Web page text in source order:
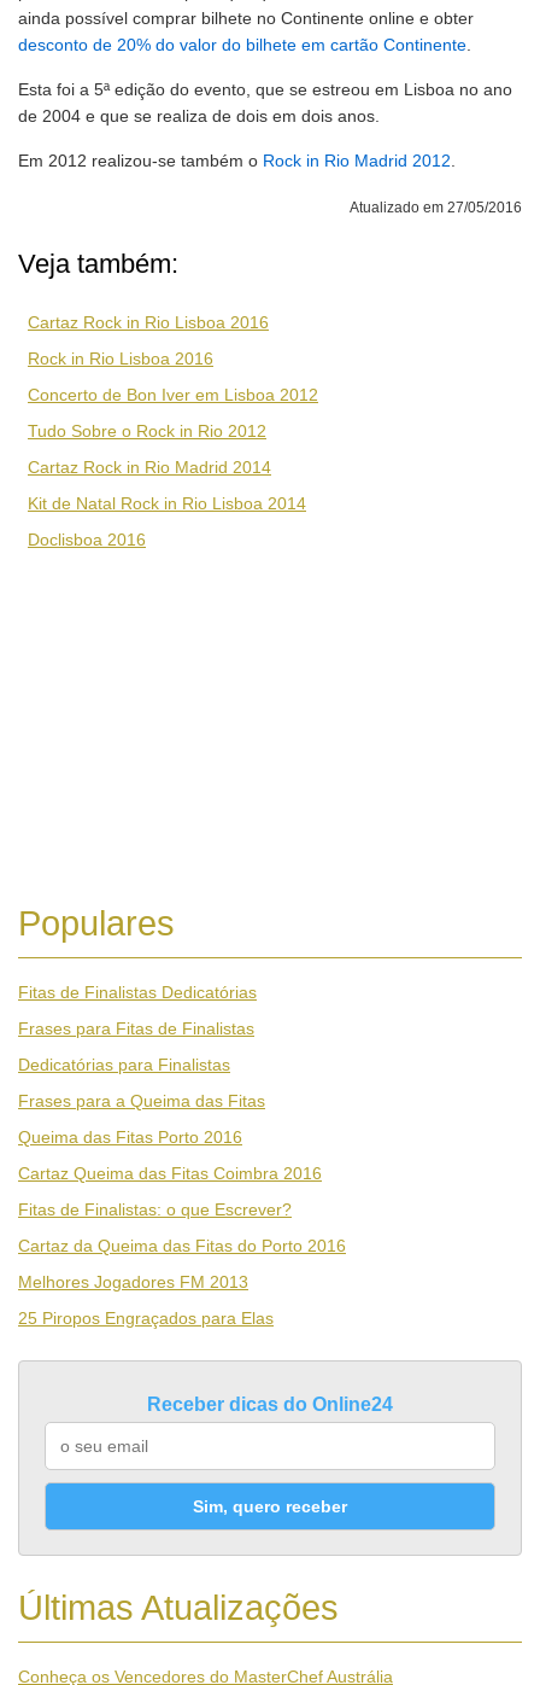
ainda possível comprar bilhete no Continente online e obter
desconto de 20% do valor do bilhete em cartão Continente
Esta foi a 5ª edição do evento, que se estreou em Lisboa no ano
de 2004 e que se realiza de dois em dois anos.
Em 2012 realizou-se também o Rock in Rio Madrid 2012
Atualizado em 27/05/2016
Veja também:
Cartaz Rock in Rio Lisboa 2016
Rock in Rio Lisboa 2016
Concerto de Bon Iver em Lisboa 2012
Tudo Sobre o Rock in Rio 2012
Cartaz Rock in Rio Madrid 2014
Kit de Natal Rock in Rio Lisboa 2014
Doclisboa 2016
Populares
Fitas de Finalistas Dedicatórias
Frases para Fitas de Finalistas
Dedicatórias para Finalistas
Frases para a Queima das Fitas
Queima das Fitas Porto 2016
Cartaz Queima das Fitas Coimbra 2016
Fitas de Finalistas: o que Escrever?
Cartaz da Queima das Fitas do Porto 2016
Melhores Jogadores FM 2013
25 Piropos Engraçados para Elas
Receber dicas do Online24
Sim, quero receber
Últimas Atualizações
Conheça os Vencedores do MasterChef Austrália